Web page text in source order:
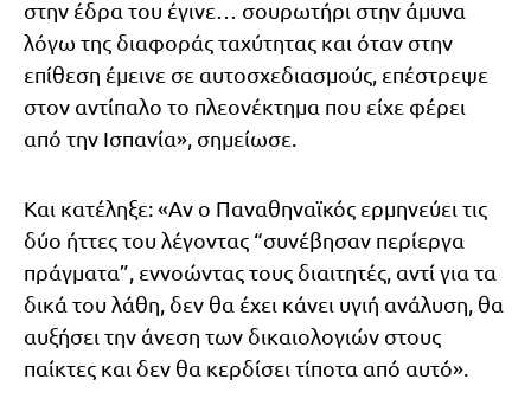
στην έδρα του έγινε… σουρωτήρι στην άμυνα
λόγω της διαφοράς ταχύτητας και όταν στην
επίθεση έμεινε σε αυτοσχεδιασμούς, επέστρεψε
στον αντίπαλο το πλεονέκτημα που είχε φέρει
από την Ισπανία», σημείωσε.
Και κατέληξε: «Αν ο Παναθηναϊκός ερμηνεύει τις
δύο ήττες του λέγοντας “συνέβησαν περίεργα
πράγματα”, εννοώντας τους διαιτητές, αντί για τα
δικά του λάθη, δεν θα έχει κάνει υγιή ανάλυση, θα
αυξήσει την άνεση των δικαιολογιών στους
παίκτες και δεν θα κερδίσει τίποτα από αυτό».